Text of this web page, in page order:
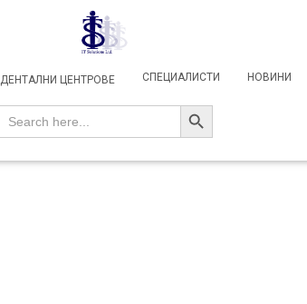
ДЕНТАЛНИ ЦЕНТРОВЕ СПЕЦИАЛИСТИ НОВИНИ
Search
SEARCH BUTTON